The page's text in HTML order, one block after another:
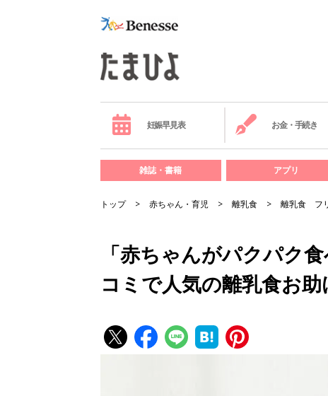
妊娠早見表 お金・手続き
雑誌・書籍 アプリ
トップ 赤ちゃん・育児 離乳食 離乳食 フ
「赤ちゃんがパクパク
コミで人気の離乳食お